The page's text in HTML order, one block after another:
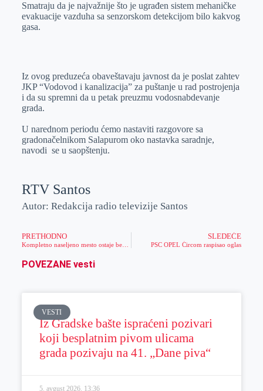
Smatraju da je najvažnije što je ugrađen sistem mehaničke
evakuacije vazduha sa senzorskom detekcijom bilo kakvog
gasa.
Iz ovog preduzeća obaveštavaju javnost da je poslat zahtev
JKP “Vodovod i kanalizacija” za puštanje u rad postrojenja
i da su spremni da u petak preuzmu vodosnabdevanje
grada.
U narednom periodu ćemo nastaviti razgovore sa
gradonačelnikom Salapurom oko nastavka saradnje,
navodi se u saopštenju.
RTV Santos
Autor: Redakcija radio televizije Santos
PRETHODNO
Kompletno naseljeno mesto ostaje bez struje 4 časa
SLEDEĆE
PSC OPEL Ćircom raspisao oglas
POVEZANE vesti
VESTI
Iz Gradske bašte ispraćeni pozivari
koji besplatnim pivom ulicama
grada pozivaju na 41. „Dane piva“
5. avgust 2026. 13:36